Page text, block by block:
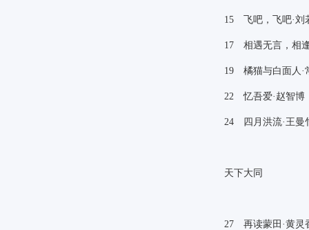
15 飞吧，飞吧·刘
17 相遇无言，相
19 橘猫与白面人·
22 忆吾爱·赵智博
24 四月洪流·王曼
天下大同
27 再读蒙田·黄灵